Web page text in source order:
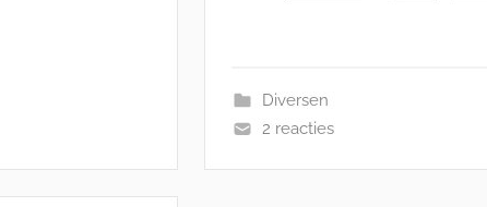
Diversen
2 reacties